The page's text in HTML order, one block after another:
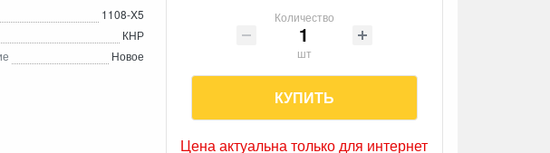
1108-X5
КНР
Новое
Количество
шт
КУПИТЬ
Цена актуальна только для интернет